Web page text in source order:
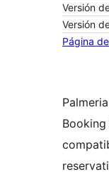
Versión
Versión
Página